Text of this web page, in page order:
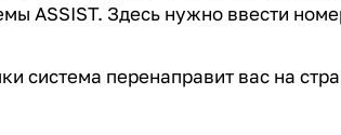
ASSIST. Здесь нужно ввести
система перенаправит вас на